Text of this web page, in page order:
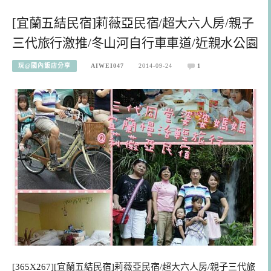
[宜蘭五結民宿]莉薇亞民宿/超大六人房/親子
三代旅行激推/冬山河自行車車道/近親水公園
玩@國內飯店分享 AIWEI047 2014-09-24 1
[365X267][宜蘭五結民宿]莉薇亞民宿/超大六人房/親子三代旅